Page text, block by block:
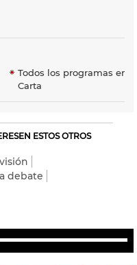
Todos los programas en
Carta
ESTOS OTROS
debate